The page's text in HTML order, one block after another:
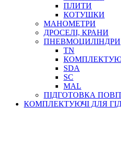
ПЛИТИ
КОТУШКИ
МАНОМЕТРИ
ДРОСЕЛІ, КРАНИ
ПНЕВМОЦИЛІНДРИ
TN
SDA
SC
MAL
ПІДГОТОВКА
КОМПЛЕКТУЮЧІ ДЛЯ